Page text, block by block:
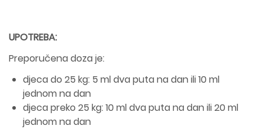
UPOTREBA:
Preporučena doza je:
djeca do 25 kg: 5 ml dva puta na dan ili 10 ml
jednom na dan
djeca preko 25 kg: 10 ml dva puta na dan ili 20 ml
jednom na dan